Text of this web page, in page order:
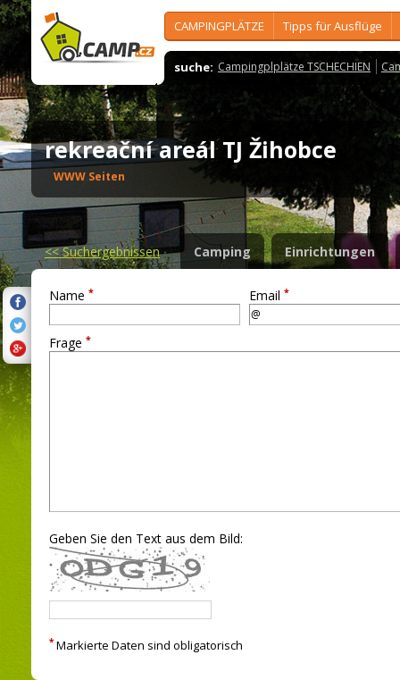
CAMPINGPLÄTZE Tipps für Ausflüge
suche: Campingplplätze TSCHECHIEN
rekreační areál TJ Žihobce
WWW Seiten
<<Suchergebnissen Camping Einrichtungen
Name * Email *
Frage *
Geben Sie den Text aus dem Bild:
* Markierte Daten sind obligatorisch